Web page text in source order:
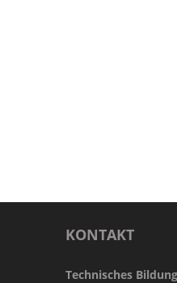
KONTAKT
Technisches